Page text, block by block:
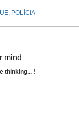
, POLÍCIA
mind
thinking... !